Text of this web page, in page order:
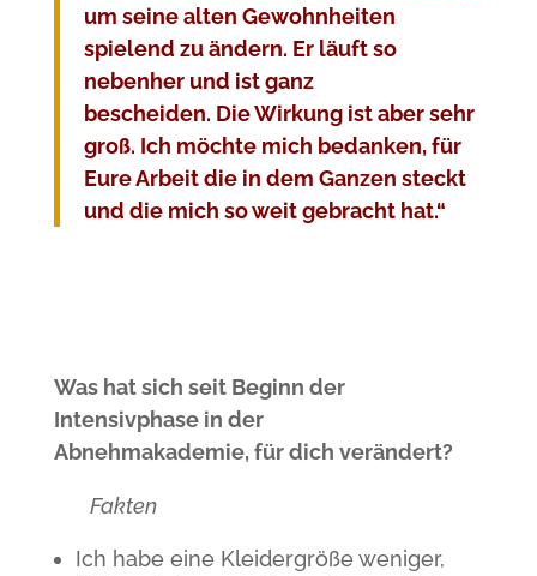
um seine alten Gewohnheiten
spielend zu ändern. Er läuft so
nebenher und ist ganz
bescheiden. Die Wirkung ist aber sehr
groß. Ich möchte mich bedanken, für
Eure Arbeit die in dem Ganzen steckt
und die mich so weit gebracht hat.“
Was hat sich seit Beginn der
Intensivphase in der
Abnehmakademie, für dich verändert?
Fakten
Ich habe eine Kleidergröße weniger,